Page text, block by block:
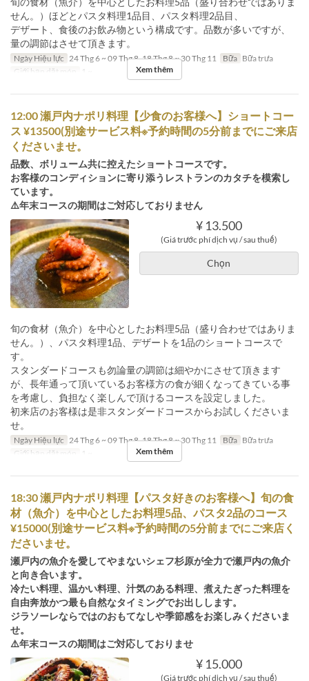
せん。）ほどとパスタ料理1品目、パスタ料理2品目、
デザート、食後のお飲み物という構成です。品数が多いですが、
量の調節はさせて頂きます。
Ngày Hiệu lực 24 Thg 6 ~ 09 Thg 8, 18 Thg 8 ~ 30 Thg 11 Bữa Bữa trưa
Giới hạn dặt món
1 ~ Xem thêm
12:00 瀬戸内ナポリ料理【少食のお客様へ】ショートコー
ス ¥13500(別途サービス料※予約時間の5分前までにご来店
くださいませ。
品数、ボリューム共に控えたショートコースです。
お客様のコンディションに寄り添うレストランのカタチを模索し
ています。
⚠️年末コースの期間はご対応しておりません
¥ 13.500
(Giá trước phí dịch vụ / sau thuế)
Chọn
旬の食材（魚介）を中心としたお料理5品（盛り合わせではありま
せん。）、パスタ料理1品、デザートを1品のショートコースで
す。
スタンダードコースも勿論量の調節は細やかにさせて頂きます
が、長年通って頂いているお客様方の食が細くなってきている事
を考慮し、負担なく楽しんで頂けるコースを設定しました。
初来店のお客様は是非スタンダードコースからお試しくださいま
せ。
Ngày Hiệu lực 24 Thg 6 ~ 09 Thg 8, 18 Thg 8 ~ 30 Thg 11 Bữa Bữa trưa
Giới hạn dặt món
1 ~ Xem thêm
18:30 瀬戸内ナポリ料理【パスタ好きのお客様へ】旬の食
材（魚介）を中心としたお料理5品、パスタ2品のコース
¥15000(別途サービス料※予約時間の5分前までにご来店く
ださいませ。
瀬戸内の魚介を愛してやまないシェフ杉原が全力で瀬戸内の魚介
と向き合います。
冷たい料理、温かい料理、汁気のある料理、煮えたぎった料理を
自由奔放かつ最も自然なタイミングでお出しします。
ジラソーレならではのおもてなしや季節感をお楽しみくださいま
せ。
⚠️年末コースの期間はご対応しておりませ
¥ 15.000
(Giá trước phí dịch vụ / sau thuế)